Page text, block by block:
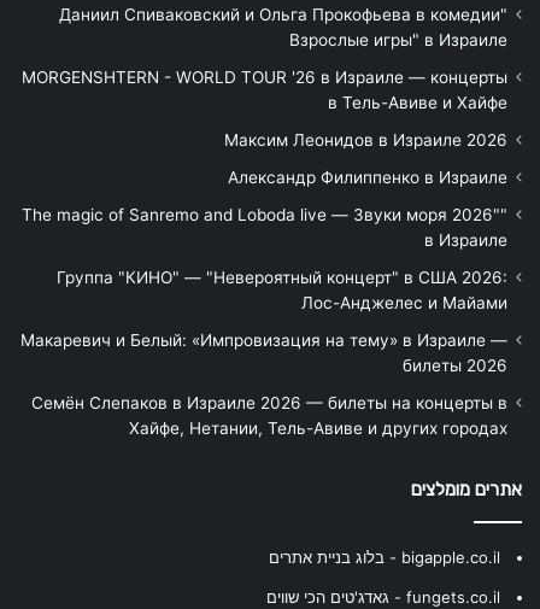
"Даниил Спиваковский и Ольга Прокофьева в комедии
Взрослые игры" в Израиле
MORGENSHTERN - WORLD TOUR '26 в Израиле — концерты
в Тель-Авиве и Хайфе
Максим Леонидов в Израиле 2026
Александр Филиппенко в Израиле
"The magic of Sanremo and Loboda live — Звуки моря 2026"
в Израиле
Группа "КИНО" — "Невероятный концерт" в США 2026:
Лос-Анджелес и Майами
Макаревич и Белый: «Импровизация на тему» в Израиле —
билеты 2026
Семён Слепаков в Израиле 2026 — билеты на концерты в
Хайфе, Нетании, Тель-Авиве и других городах
אתרים מומלצים
bigapple.co.il - בלוג בניית אתרים
fungets.co.il - גאדג'טים הכי שווים